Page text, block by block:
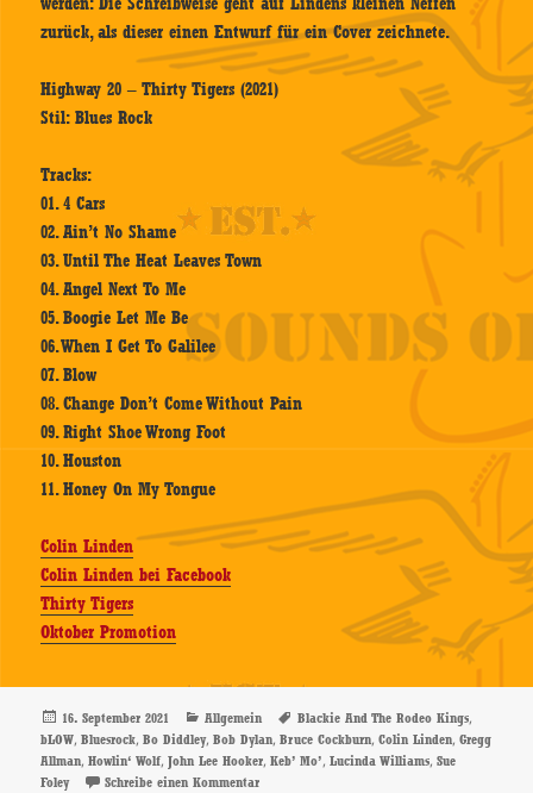
zurück, als dieser einen Entwurf für ein Cover zeichnete.
Highway 20 – Thirty Tigers (2021)
Stil: Blues Rock
Tracks:
01. 4 Cars
02. Ain’t No Shame
03. Until The Heat Leaves Town
04. Angel Next To Me
05. Boogie Let Me Be
06. When I Get To Galilee
07. Blow
08. Change Don’t Come Without Pain
09. Right Shoe Wrong Foot
10. Houston
11. Honey On My Tongue
Colin Linden
Colin Linden bei Facebook
Thirty Tigers
Oktober Promotion
Veröffentlicht
am
16. September 2021 Kategorien
Allgemein Schlagwörter
Blackie And The Rodeo Kings,
bLOW,Bluesrock,Bo Diddley,Bob Dylan,Bruce Cockburn,Colin Linden,Gregg
Allman,Howlin‘ Wolf,John Lee Hooker,Keb’ Mo’,Lucinda Williams,Sue
Foley
Schreibe einen Kommentarzu Colin Linden – bLOW – CD-Review